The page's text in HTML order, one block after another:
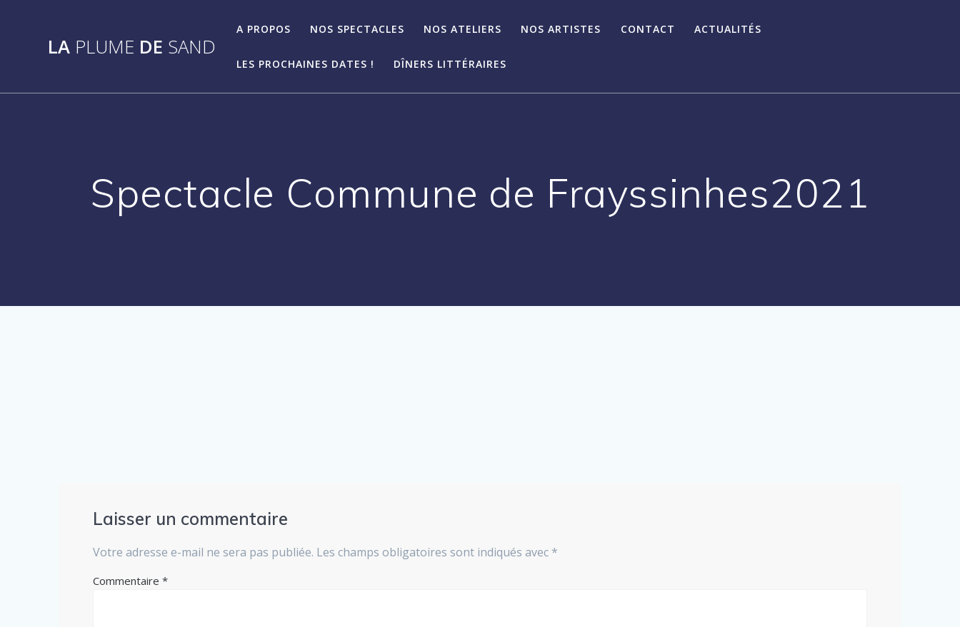
LA PLUME DE SAND
A PROPOS NOS SPECTACLES NOS ATELIERS NOS ARTISTES CONTACT ACTUALITÉS
LES PROCHAINES DATES ! DÎNERS LITTÉRAIRES
Spectacle Commune de Frayssinhes2021
Laisser un commentaire
Votre adresse e-mail ne sera pas publiée. Les champs obligatoires sont indiqués avec *
Commentaire*